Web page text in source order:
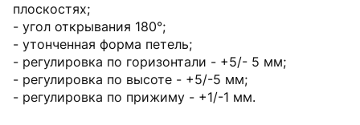
плоскостях;
- угол открывания 180°;
- утонченная форма петель;
- регулировка по горизонтали - +5/- 5 мм;
- регулировка по высоте - +5/-5 мм;
- регулировка по прижиму - +1/-1 мм.